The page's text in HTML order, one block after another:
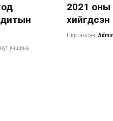
уншина
2021 оны
Нийтэлсэн: Admin